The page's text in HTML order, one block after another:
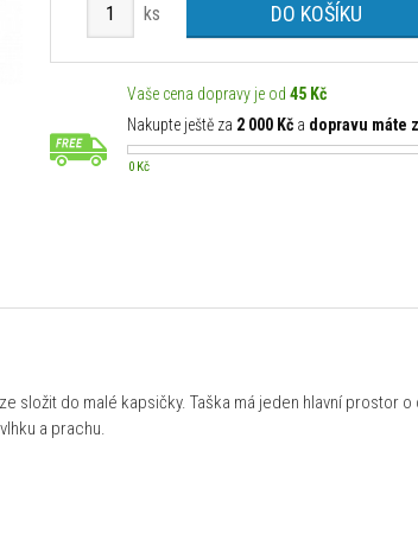
ks DO KOŠÍKU
Vaše cena dopravy je od 45 Kč
Nakupte ještě za 2 000 Kča dopravu máte
0 Kč
složit do malé kapsičky. Taška má jeden hlavní prostor
a prachu.